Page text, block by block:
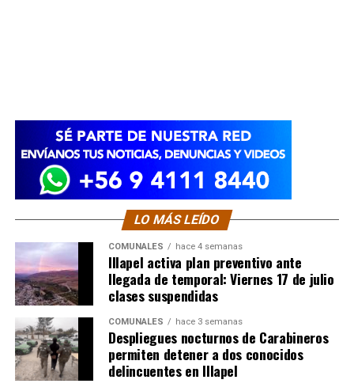
LO MÁS LEÍDO
COMUNALES hace 4 semanas
Illapel activa plan preventivo ante
llegada de temporal: Viernes 17 de julio
clases suspendidas
COMUNALES hace 3 semanas
Despliegues nocturnos de Carabineros
permiten detener a dos conocidos
delincuentes en Illapel